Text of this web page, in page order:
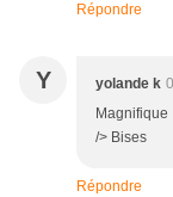
Répondre
Y yolande k
Magnifique
/> Bises
Répondre